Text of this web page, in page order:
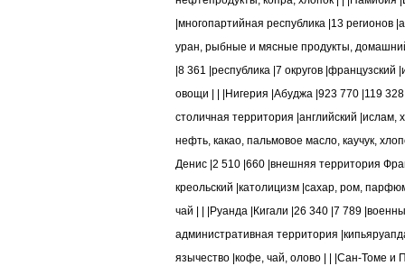
|многопартийная республика |13 регионов
уран, рыбные и мясные продукты,
|8 361 |республика |7 округов
овощи | | |Нигерия |Абуджа |923 770 |119
столичная территория |английский |ислам,
нефть, какао, пальмовое масло, каучук,
Денис |2 510 |660 |внешняя территория
креольский |католицизм |сахар, ром,
чай | | |Руанда |Кигали |26 340 |7 789
административная территория
язычество |кофе, чай, олово | | |Сан-Томе и